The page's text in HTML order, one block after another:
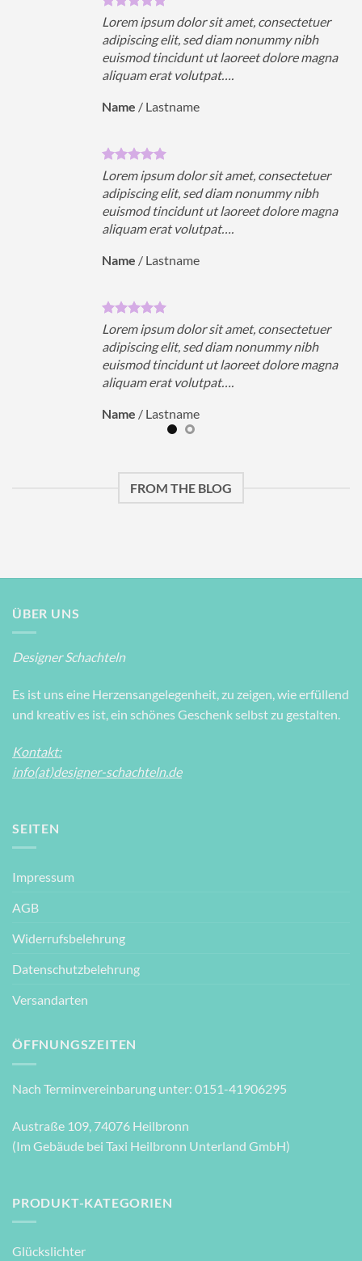
Lorem ipsum dolor sit amet, consectetuer
adipiscing elit, sed diam nonummy nibh
euismod tincidunt ut laoreet dolore magna
aliquam erat volutpat….
Name / Lastname
Lorem ipsum dolor sit amet, consectetuer
adipiscing elit, sed diam nonummy nibh
euismod tincidunt ut laoreet dolore magna
aliquam erat volutpat….
Name / Lastname
Lorem ipsum dolor sit amet, consectetuer
adipiscing elit, sed diam nonummy nibh
euismod tincidunt ut laoreet dolore magna
aliquam erat volutpat….
Name / Lastname
FROM THE BLOG
ÜBER UNS
Designer Schachteln
Es ist uns eine Herzensangelegenheit, zu zeigen, wie erfüllend
und kreativ es ist, ein schönes Geschenk selbst zu gestalten.
Kontakt:
info(at)designer-schachteln.de
SEITEN
Impressum
AGB
Widerrufsbelehrung
Datenschutzbelehrung
Versandarten
ÖFFNUNGSZEITEN
Nach Terminvereinbarung unter: 0151-41906295
Austraße 109, 74076 Heilbronn
(Im Gebäude bei Taxi Heilbronn Unterland GmbH)
PRODUKT-KATEGORIEN
Glückslichter